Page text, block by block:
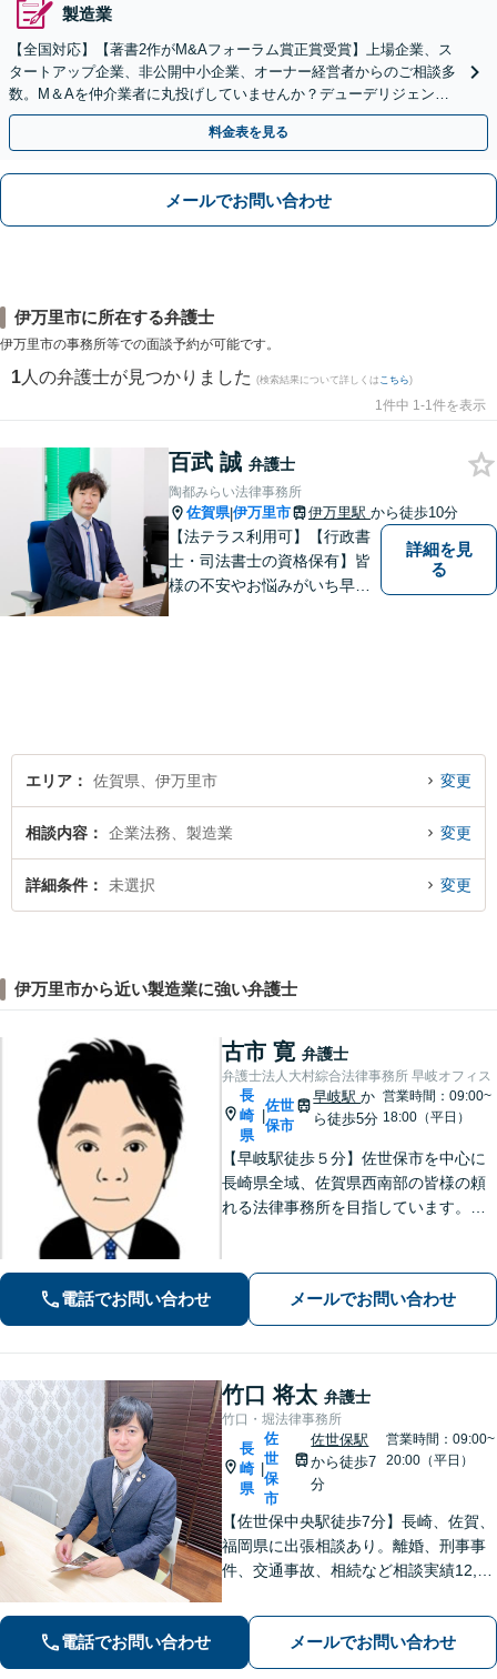
製造業
【全国対応】【著書2作がM&Aフォーラム賞正賞受賞】上場企業、ス
タートアップ企業、非公開中小企業、オーナー経営者からのご相談多
数。M＆Aを仲介業者に丸投げしていませんか？デューデリジェンス
や契約書作成・交渉はお任せください【初回無料】
料金表を見る
メールでお問い合わせ
伊万里市に所在する弁護士
伊万里市の事務所等での面談予約が可能です。
1 人の弁護士が見つかりました (検索結果について詳しくは こちら)
1件中 1-1件を表示
百武 誠 弁護士
陶都みらい法律事務所
佐賀県|伊万里市 伊万里駅 から徒歩10分
【法テラス利用可】【行政書
士・司法書士の資格保有】皆
様の不安やお悩みがいち早く
詳細を見
る
エリア 佐賀県、伊万里市 変更
相談内容 企業法務、製造業 変更
詳細条件 未選択 変更
伊万里市から近い製造業に強い弁護士
古市 寛 弁護士
弁護士法人大村綜合法律事務所 早岐オフィス
長
崎
県
佐世
保市
早岐駅か
ら徒歩5分
営業時間：09:00~
18:00（平日）
【早岐駅徒歩５分】佐世保市を中心に
長崎県全域、佐賀県西南部の皆様の頼
れる法律事務所を目指しています。相
います。早期解決には、早めのご相談
が肝要です。
電話でお問い合わせ メールでお問い合わせ
竹口 将太 弁護士
竹口・堀法律事務所
長
崎
県
佐
世
保
市
佐世保駅
から徒歩7
分
営業時間：09:00~
20:00（平日）
【佐世保中央駅徒歩7分】長崎、佐賀、
福岡県に出張相談あり。離婚、刑事事
件、交通事故、相続など相談実績12,00
【まちの法律家】ぜひ、お気軽にご相
談ください。
電話でお問い合わせ メールでお問い合わせ